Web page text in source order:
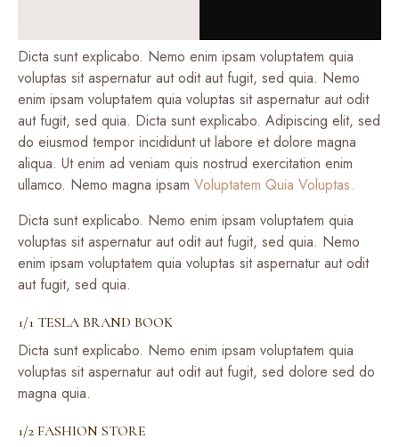
Dicta sunt explicabo. Nemo enim ipsam voluptatem quia
voluptas sit aspernatur aut odit aut fugit, sed quia. Nemo
enim ipsam voluptatem quia voluptas sit aspernatur aut odit
aut fugit, sed quia. Dicta sunt explicabo. Adipiscing elit, sed
do eiusmod tempor incididunt ut labore et dolore magna
aliqua. Ut enim ad veniam quis nostrud exercitation enim
ullamco. Nemo magna ipsam Voluptatem Quia Voluptas.
Dicta sunt explicabo. Nemo enim ipsam voluptatem quia
voluptas sit aspernatur aut odit aut fugit, sed quia. Nemo
enim ipsam voluptatem quia voluptas sit aspernatur aut odit
aut fugit, sed quia.
1/1 TESLA BRAND BOOK
Dicta sunt explicabo. Nemo enim ipsam voluptatem quia
voluptas sit aspernatur aut odit aut fugit, sed dolore sed do
magna quia.
1/2 FASHION STORE